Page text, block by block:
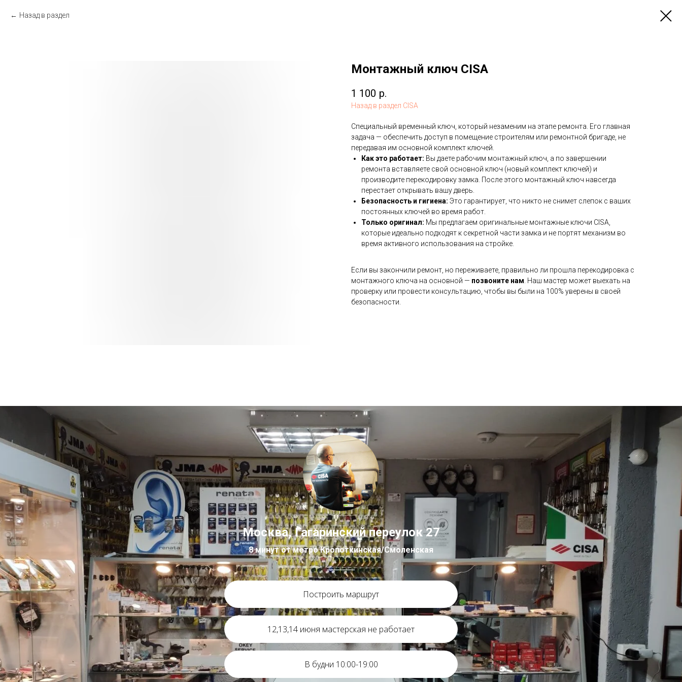
Назад в раздел
Монтажный ключ CISA
1 100 р.
Назад в раздел CISA
Специальный временный ключ, который незаменим на этапе ремонта. Его главная
задача — обеспечить доступ в помещение строителям или ремонтной бригаде, не
передавая им основной комплект ключей.
Как это работает: Вы даете рабочим монтажный ключ, а по завершении
ремонта вставляете свой основной ключ (новый комплект ключей) и
производите перекодировку замка. После этого монтажный ключ навсегда
перестает открывать вашу дверь.
Безопасность и гигиена: Это гарантирует, что никто не снимет слепок с ваших
постоянных ключей во время работ.
Только оригинал: Мы предлагаем оригинальные монтажные ключи CISA,
которые идеально подходят к секретной части замка и не портят механизм во
время активного использования на стройке.
Если вы закончили ремонт, но переживаете, правильно ли прошла перекодировка с
монтажного ключа на основной — позвоните нам. Наш мастер может выехать на
проверку или провести консультацию, чтобы вы были на 100% уверены в своей
безопасности.
Москва, Гагаринский переулок 27
8 минут от метро Кропоткинская/Смоленская
Построить маршрут
12,13,14 июня мастерская не работает
В будни 10:00-19:00